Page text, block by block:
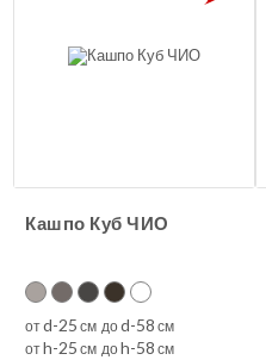
Кашпо Куб ЧИО
отd-25 см доd-58 см
отh-25 см доh-58 см